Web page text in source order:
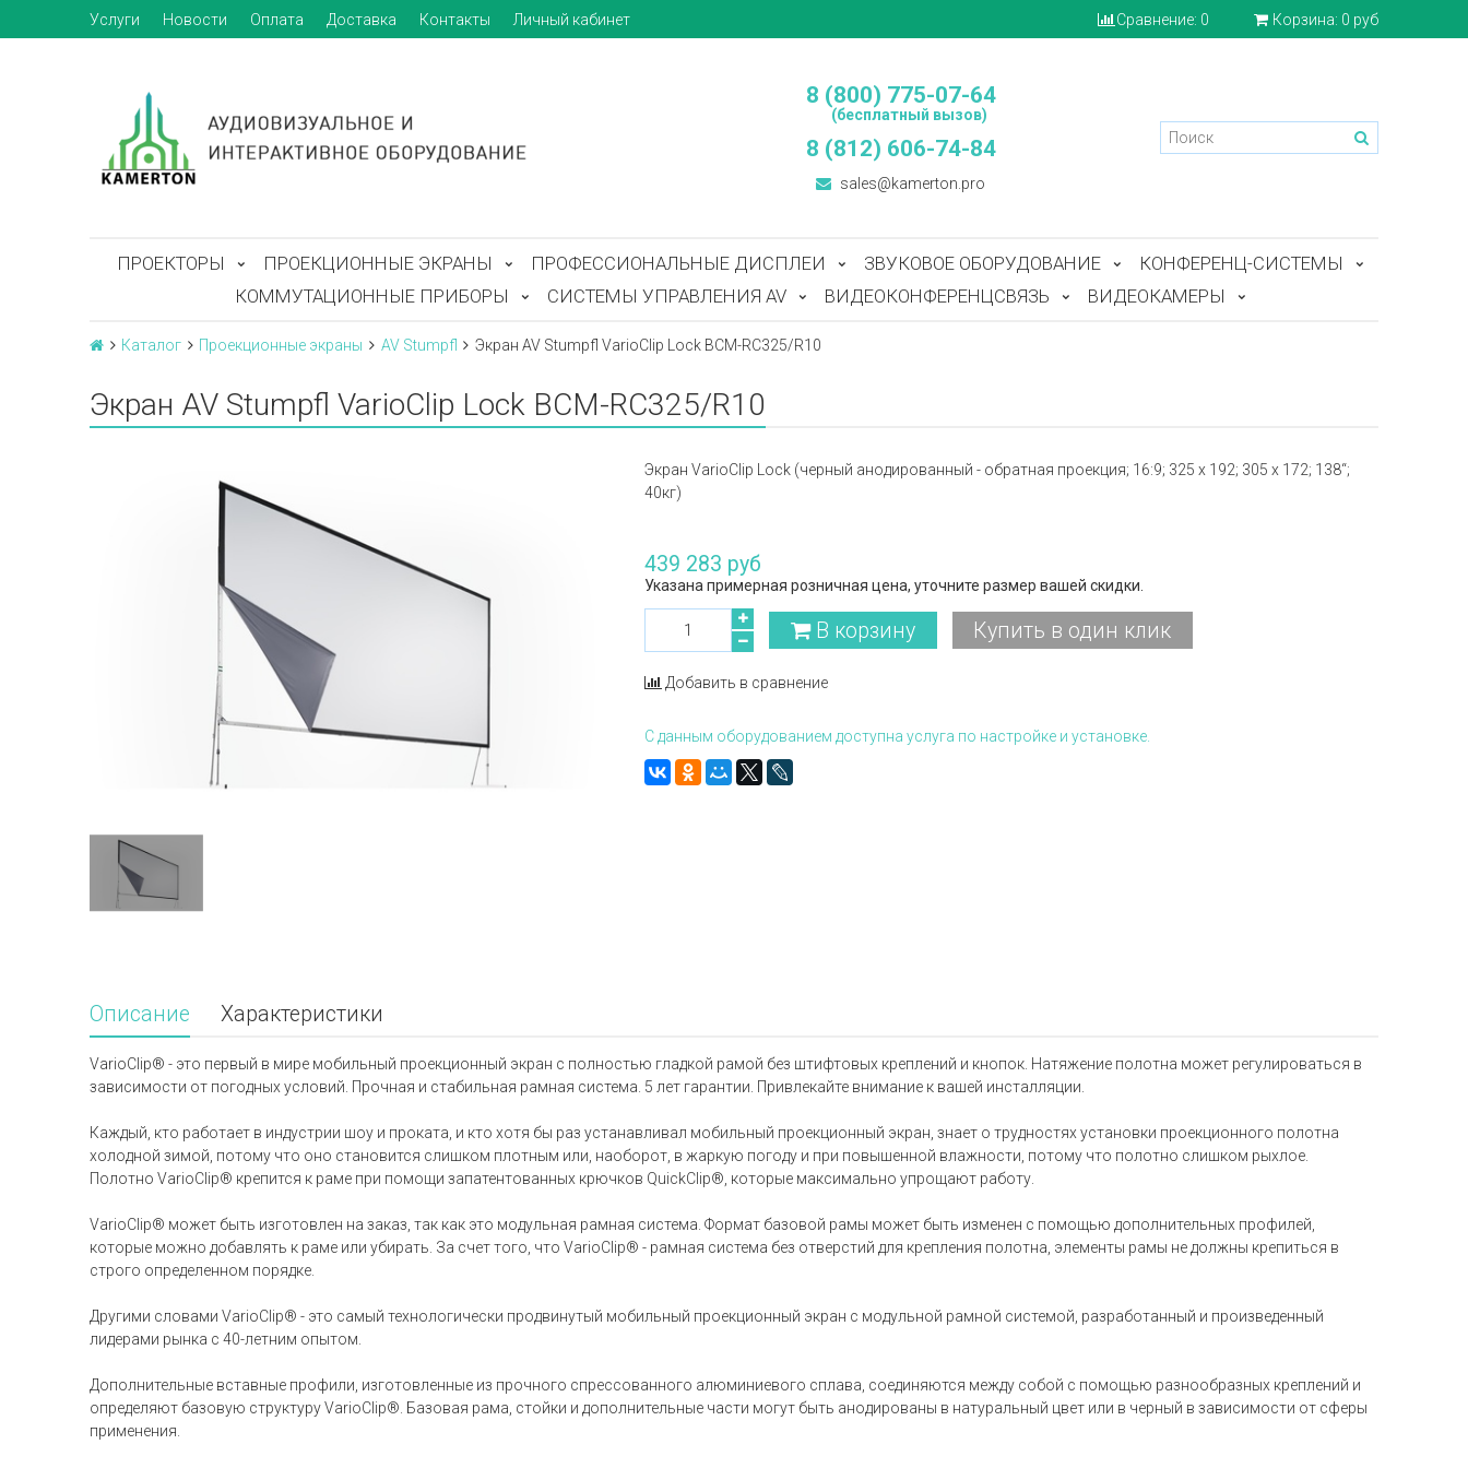
Услуги Новости Оплата Доставка Контакты Личный кабинет Сравнение: 0 Корзина: 0 руб
8 (800) 775-07-64
(бесплатный вызов)
8 (812) 606-74-84
sales@kamerton.pro
ПРОЕКТОРЫ ПРОЕКЦИОННЫЕ ЭКРАНЫ ПРОФЕССИОНАЛЬНЫЕ ДИСПЛЕИ ЗВУКОВОЕ ОБОРУДОВАНИЕ
КОНФЕРЕНЦ-СИСТЕМЫ
КОММУТАЦИОННЫЕ ПРИБОРЫ
СИСТЕМЫ УПРАВЛЕНИЯ AV ВИДЕОКОНФЕРЕНЦСВЯЗЬ ВИДЕОКАМЕРЫ
Каталог Проекционные экраны AV Stumpfl Экран AV Stumpfl VarioClip Lock BCM-RC325/R10
Экран AV Stumpfl VarioClip Lock BCM-RC325/R10
Экран VarioClip Lock (черный анодированный - обратная проекция; 16:9; 325 x 192; 305 x 172; 138“;
40кг)
439 283 руб
Указана примерная розничная цена, уточните размер вашей скидки.
В корзину Купить в один клик
Добавить в сравнение
С данным оборудованием доступна услуга по настройке и установке.
Описание Характеристики
VarioClip® - это первый в мире мобильный проекционный экран с полностью гладкой рамой без штифтовых креплений и кнопок. Натяжение полотна может регулироваться в
зависимости от погодных условий. Прочная и стабильная рамная система. 5 лет гарантии. Привлекайте внимание к вашей инсталляции.
Каждый, кто работает в индустрии шоу и проката, и кто хотя бы раз устанавливал мобильный проекционный экран, знает о трудностях установки проекционного полотна
холодной зимой, потому что оно становится слишком плотным или, наоборот, в жаркую погоду и при повышенной влажности, потому что полотно слишком рыхлое.
Полотно VarioClip® крепится к раме при помощи запатентованных крючков QuickClip®, которые максимально упрощают работу.
VarioClip® может быть изготовлен на заказ, так как это модульная рамная система. Формат базовой рамы может быть изменен с помощью дополнительных профилей,
которые можно добавлять к раме или убирать. За счет того, что VarioClip® - рамная система без отверстий для крепления полотна, элементы рамы не должны крепиться в
строго определенном порядке.
Другими словами VarioClip® - это самый технологически продвинутый мобильный проекционный экран с модульной рамной системой, разработанный и произведенный
лидерами рынка с 40-летним опытом.
Дополнительные вставные профили, изготовленные из прочного спрессованного алюминиевого сплава, соединяются между собой с помощью разнообразных креплений и
определяют базовую структуру VarioClip®. Базовая рама, стойки и дополнительные части могут быть анодированы в натуральный цвет или в черный в зависимости от сферы
применения.